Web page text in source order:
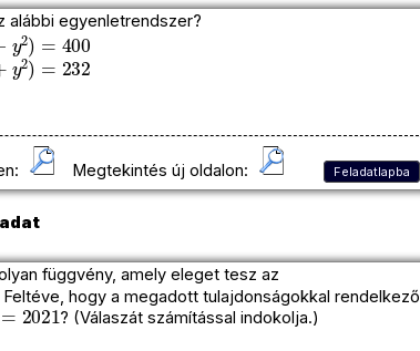
alábbi egyenletrendszer?
y ) (x− y)
=232
Megtekintés új oldalon: Feladatlapba
függvény, amely eleget tesz az
Feltéve, hogy a megadott tulajdonságokkal rendelkező
2021
? (Válaszát számítással indokolja.)